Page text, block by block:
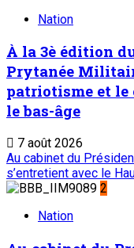
Nation
À la 3è édition
Prytanée
patriotisme et le
le bas-âge
7 août 2026
Au cabinet du
s’entretient avec le
2
Nation